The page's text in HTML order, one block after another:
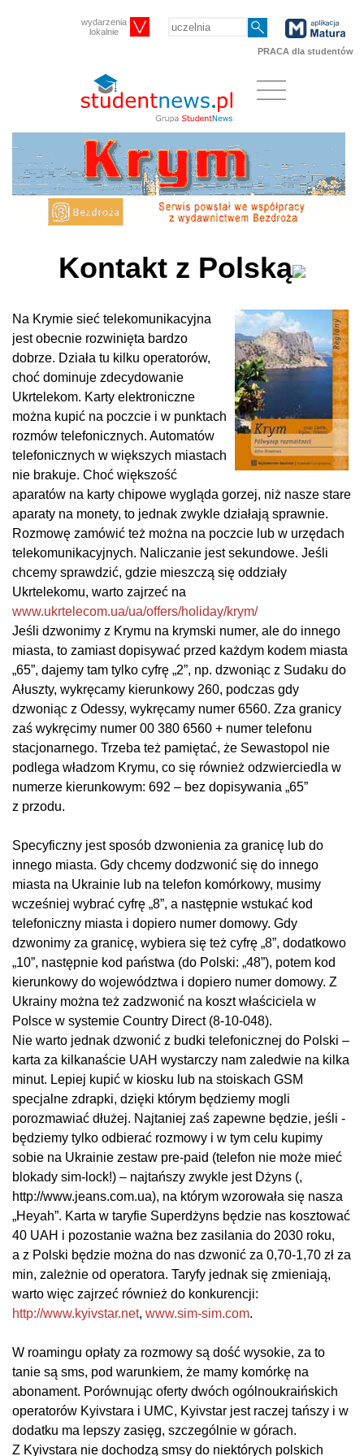
wydarzenia
lokalnie
PRACA dla studentów
Kontakt z Polską
Na Krymie sieć telekomunikacyjna
jest obecnie rozwinięta bardzo
dobrze. Działa tu kilku operatorów,
choć dominuje zdecydowanie
Ukrtelekom. Karty elektroniczne
można kupić na poczcie i w punktach
rozmów telefonicznych. Automatów
telefonicznych w większych miastach
nie brakuje. Choć większość
aparatów na karty chipowe wygląda gorzej, niż nasze stare
aparaty na monety, to jednak zwykle działają sprawnie.
Rozmowę zamówić też można na poczcie lub w urzędach
telekomunikacyjnych. Naliczanie jest sekundowe. Jeśli
chcemy sprawdzić, gdzie mieszczą się oddziały
Ukrtelekomu, warto zajrzeć na
www.ukrtelecom.ua/ua/offers/holiday/krym/
Jeśli dzwonimy z Krymu na krymski numer, ale do innego
miasta, to zamiast dopisywać przed każdym kodem miasta
„65”, dajemy tam tylko cyfrę „2”, np. dzwoniąc z Sudaku do
Ałuszty, wykręcamy kierunkowy 260, podczas gdy
dzwoniąc z Odessy, wykręcamy numer 6560. Zza granicy
zaś wykręcimy numer 00 380 6560 + numer telefonu
stacjonarnego. Trzeba też pamiętać, że Sewastopol nie
podlega władzom Krymu, co się również odzwierciedla w
numerze kierunkowym: 692 – bez dopisywania „65”
z przodu.
Specyficzny jest sposób dzwonienia za granicę lub do
innego miasta. Gdy chcemy dodzwonić się do innego
miasta na Ukrainie lub na telefon komórkowy, musimy
wcześniej wybrać ­cyfrę „8”, a następnie wstukać kod
telefoniczny miasta i dopiero numer domowy. Gdy
dzwonimy za granicę, wybiera się też cyfrę „8”, dodatkowo
„10”, następnie kod państwa (do Polski: „48”), potem kod
kierunkowy do województwa i dopiero numer domowy. Z
Ukrainy można też zadzwonić na koszt właściciela w
Polsce w systemie Country Direct (8-10-048).
Nie warto jednak dzwonić z budki telefonicznej do Polski –
karta za kilkanaście UAH wystarczy nam zaledwie na kilka
minut. Lepiej kupić w kiosku lub na stoiskach GSM
specjalne zdrapki, dzięki którym będziemy mogli
porozmawiać dłużej. Najtaniej zaś zapewne będzie, jeśli ­
będziemy tylko odbierać rozmowy i w tym celu kupimy
sobie na Ukrainie zestaw pre-paid (telefon nie może mieć
blokady sim-lock!) – najtańszy zwykle jest Dżyns (,
http://www.jeans.com.ua), na którym wzorowała się nasza
„Heyah”. Karta w taryfie Superdżyns będzie nas kosztować
40 UAH i pozostanie ważna bez zasilania do 2030 roku,
a z Polski będzie można do nas dzwonić za 0,70-1,70 zł za
min, zależnie od operatora. Taryfy jednak się zmieniają,
warto więc zajrzeć również do konkurencji:
http://www.kyivstar.net, www.sim-sim.com.
W roamingu opłaty za rozmowy są dość wysokie, za to
tanie są sms, pod warunkiem, że mamy komórkę na
abonament. Porównując oferty dwóch ogólnoukraińskich
operatorów Kyivstara i UMC, Kyivstar jest raczej tańszy i w
dodatku ma lepszy zasięg, szczególnie w górach.
Z Kyivstara nie dochodzą smsy do niektórych polskich